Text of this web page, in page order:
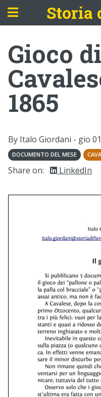
Storia
Gioco
1865
By Italo Giordani - gio
DOCUMENTO DEL MESE
Share on: LinkedIn